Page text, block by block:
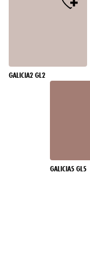
GALICIA2 GL2
GALICIA5 GL5